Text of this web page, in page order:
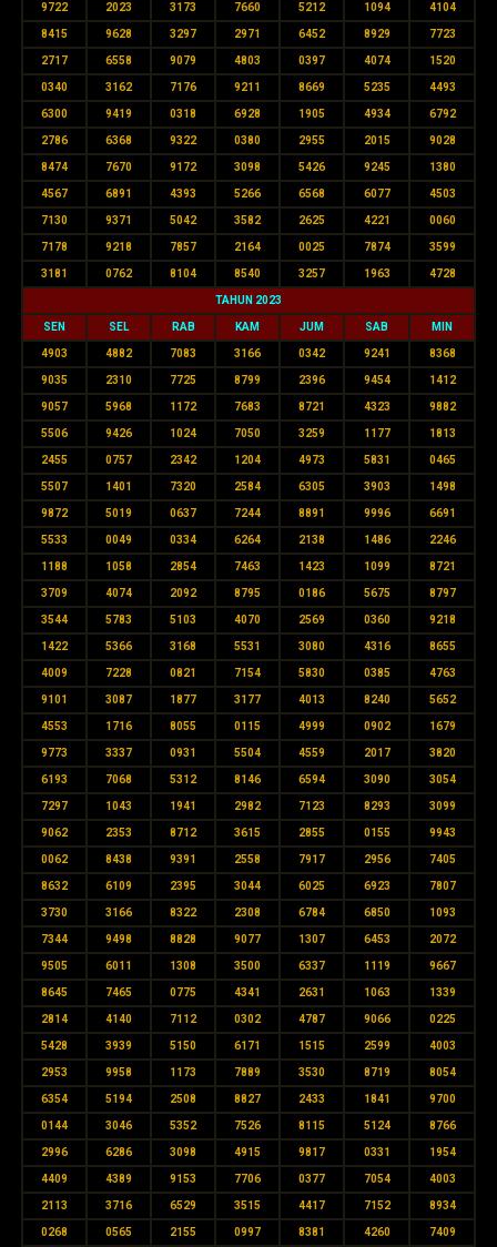
9722 2023 3173 7660 5212 1094 4104
8415 9628 3297 2971 6452 8929 7723
2717 6558 9079 4803 0397 4074 1520
0340 3162 7176 9211 8669 5235 4493
6300 9419 0318 6928 1905 4934 6792
2786 6368 9322 0380 2955 2015 9028
8474 7670 9172 3098 5426 9245 1380
4567 6891 4393 5266 6568 6077 4503
7130 9371 5042 3582 2625 4221 0060
7178 9218 7857 2164 0025 7874 3599
3181 0762 8104 8540 3257 1963 4728
TAHUN 2023
SEN SEL RAB KAM JUM SAB MIN
4903 4882 7083 3166 0342 9241 8368
9035 2310 7725 8799 2396 9454 1412
9057 5968 1172 7683 8721 4323 9882
5506 9426 1024 7050 3259 1177 1813
2455 0757 2342 1204 4973 5831 0465
5507 1401 7320 2584 6305 3903 1498
9872 5019 0637 7244 8891 9996 6691
5533 0049 0334 6264 2138 1486 2246
1188 1058 2854 7463 1423 1099 8721
3709 4074 2092 8795 0186 5675 8797
3544 5783 5103 4070 2569 0360 9218
1422 5366 3168 5531 3080 4316 8655
4009 7228 0821 7154 5830 0385 4763
9101 3087 1877 3177 4013 8240 5652
4553 1716 8055 0115 4999 0902 1679
9773 3337 0931 5504 4559 2017 3820
6193 7068 5312 8146 6594 3090 3054
7297 1043 1941 2982 7123 8293 3099
9062 2353 8712 3615 2855 0155 9943
0062 8438 9391 2558 7917 2956 7405
8632 6109 2395 3044 6025 6923 7807
3730 3166 8322 2308 6784 6850 1093
7344 9498 8828 9077 1307 6453 2072
9505 6011 1308 3500 6337 1119 9667
8645 7465 0775 4341 2631 1063 1339
2814 4140 7112 0302 4787 9066 0225
5428 3939 5150 6171 1515 2599 4003
2953 9958 1173 7889 3530 8719 8054
6354 5194 2508 8827 2433 1841 9700
0144 3046 5352 7526 8115 5124 8766
2996 6286 3098 4915 9817 0331 1954
4409 4389 9153 7706 0377 7054 4003
2113 3716 6529 3515 4417 7152 8934
0268 0565 2155 0997 8381 4260 7409